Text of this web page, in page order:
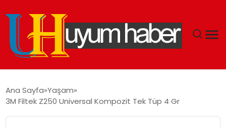
Ana Sayfa Yaşam
3M Filtek Z250 Universal Kompozit Tek Tüp 4 Gr